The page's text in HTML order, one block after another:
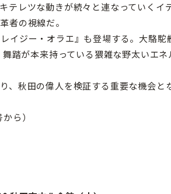
レツな動きが続々と連なっていくイ
者の視線だ。
イジー・オラエ』も登場する。大駱駝
踏が本来持っている猥雑な野太いエ
秋田の偉人を検証する重要な機会と
ら）